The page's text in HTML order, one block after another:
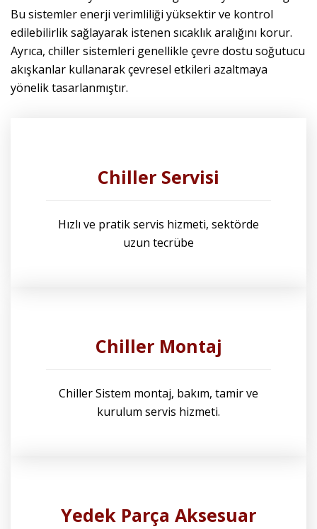
Bu sistemler enerji verimliliği yüksektir ve kontrol
edilebilirlik sağlayarak istenen sıcaklık aralığını korur.
Ayrıca, chiller sistemleri genellikle çevre dostu soğutucu
akışkanlar kullanarak çevresel etkileri azaltmaya
yönelik tasarlanmıştır.
Chiller Servisi
Hızlı ve pratik servis hizmeti, sektörde
uzun tecrübe
Chiller Montaj
Chiller Sistem montaj, bakım, tamir ve
kurulum servis hizmeti.
Yedek Parça Aksesuar